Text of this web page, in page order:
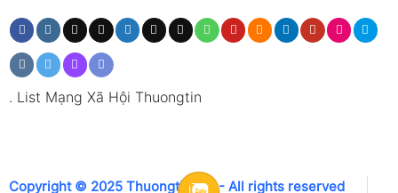
. List Mạng Xã Hội Thuongtin
Copyright © 2025 Thuongtin.net - All rights reserved